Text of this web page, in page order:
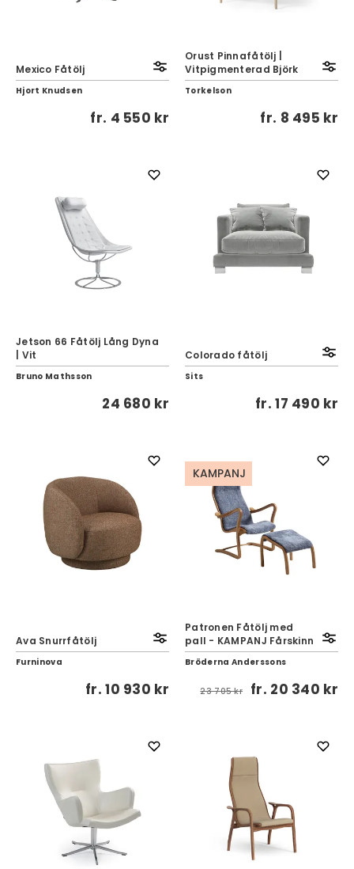
Mexico Fåtölj
Hjort Knudsen
fr. 4 550 kr
Orust Pinnafåtölj |
Vitpigmenterad Björk
Torkelson
fr. 8 495 kr
Jetson 66 Fåtölj Lång Dyna
| Vit
Bruno Mathsson
24 680 kr
Colorado fåtölj
Sits
fr.17 490 kr
Ava Snurrfåtölj
Furninova
fr.10 930 kr
KAMPANJ
Patronen Fåtölj med
pall - KAMPANJ Fårskinn
Bröderna Anderssons
23 705 kr fr. 20 340 kr